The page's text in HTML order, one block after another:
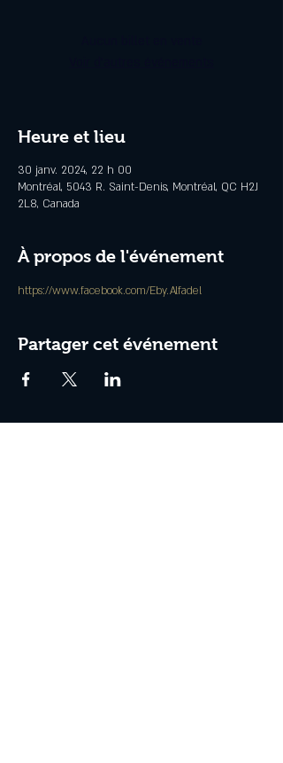
Heure et lieu
30 janv. 2024, 22 h 00
Montréal, 5043 R. Saint-Denis, Montréal, QC H2J
2L8, Canada
À propos de l'événement
https://www.facebook.com/Eby.Alfadel
Partager cet événement